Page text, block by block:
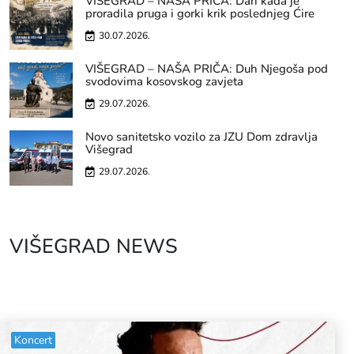
proradila pruga i gorki krik poslednjeg Ćire
30.07.2026.
VIŠEGRAD – NAŠA PRIČA: Duh Njegoša pod
svodovima kosovskog zavjeta
29.07.2026.
Novo sanitetsko vozilo za JZU Dom zdravlja
Višegrad
29.07.2026.
VIŠEGRAD NEWS
Koncert